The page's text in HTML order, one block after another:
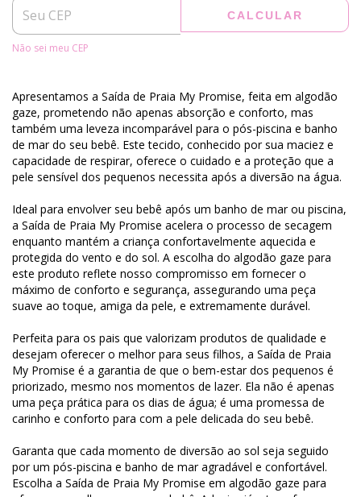
CALCULAR
Não sei meu CEP
Apresentamos a Saída de Praia My Promise, feita em algodão
gaze, prometendo não apenas absorção e conforto, mas
também uma leveza incomparável para o pós-piscina e banho
de mar do seu bebê. Este tecido, conhecido por sua maciez e
capacidade de respirar, oferece o cuidado e a proteção que a
pele sensível dos pequenos necessita após a diversão na água.
Ideal para envolver seu bebê após um banho de mar ou piscina,
a Saída de Praia My Promise acelera o processo de secagem
enquanto mantém a criança confortavelmente aquecida e
protegida do vento e do sol. A escolha do algodão gaze para
este produto reflete nosso compromisso em fornecer o
máximo de conforto e segurança, assegurando uma peça
suave ao toque, amiga da pele, e extremamente durável.
Perfeita para os pais que valorizam produtos de qualidade e
desejam oferecer o melhor para seus filhos, a Saída de Praia
My Promise é a garantia de que o bem-estar dos pequenos é
priorizado, mesmo nos momentos de lazer. Ela não é apenas
uma peça prática para os dias de água; é uma promessa de
carinho e conforto para com a pele delicada do seu bebê.
Garanta que cada momento de diversão ao sol seja seguido
por um pós-piscina e banho de mar agradável e confortável.
Escolha a Saída de Praia My Promise em algodão gaze para